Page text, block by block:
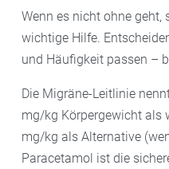
Wenn es nicht ohne geht,
wichtige Hilfe.
und Häufigkeit passen –
Die Migräne-Leitlinie
mg/kg Körpergewicht als
mg/kg als Alternative
Paracetamol ist die